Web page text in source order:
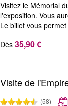
Visitez le Mémorial
l'exposition. Vous
Le billet vous
Dès 35,90 €
Visite de
(58)